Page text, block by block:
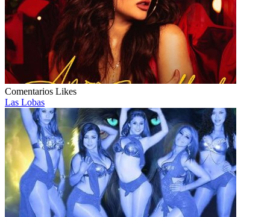
Comentarios Likes
Las Lobas